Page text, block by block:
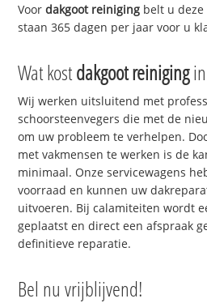
Voordakgoot reiniging belt u deze
staan 365 dagen per jaar voor u
Wat kostdakgoot reinigingin
Wij werken uitsluitend met
schoorsteenvegers die met de
om uw probleem te verhelpen.
met vakmensen te werken is de
minimaal. Onze servicewagens
voorraad en kunnen uw
uitvoeren. Bij calamiteiten wordt
geplaatst en direct een afspraak
definitieve reparatie.
Bel nu vrijblijvend!